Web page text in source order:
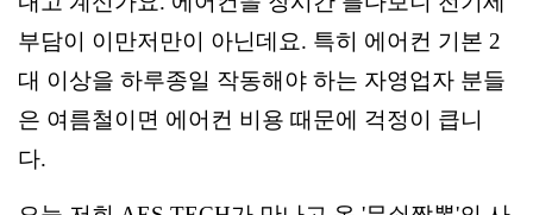
부담이 이만저만이 아닌데요. 특히 에어컨 기본 2
대 이상을 하루종일 작동해야 하는 자영업자 분들
은 여름철이면 에어컨 비용 때문에 걱정이 큽니
다.